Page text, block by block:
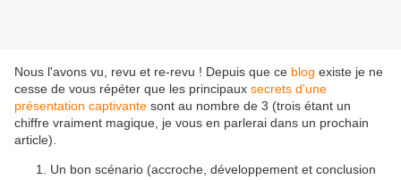
Nous l'avons vu, revu et re-revu ! Depuis que ce blog existe je ne
cesse de vous répéter que les principaux secrets d'une
présentation captivante sont au nombre de 3 (trois étant un
chiffre vraiment magique, je vous en parlerai dans un prochain
article).
Un bon scénario (accroche, développement et conclusion